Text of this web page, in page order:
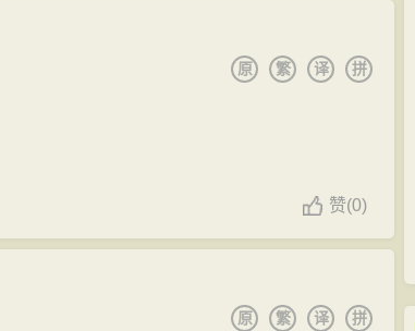
拼
译
繁
原
赞(0)
拼
译
繁
原